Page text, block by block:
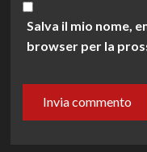
Salva il mio nome,
browser per la